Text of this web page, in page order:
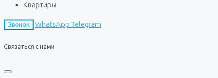
Квартиры
Звонок WhatsApp Telegram
Связаться с нами